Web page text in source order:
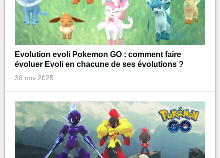
Evolution evoli Pokemon GO : comment faire
évoluer Evoli en chacune de ses évolutions ?
30 nov 2025